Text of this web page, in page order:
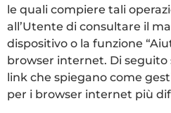
le quali compiere tali
all’Utente di consultare il
dispositivo o la funzione
browser internet. Di
link che spiegano come
per i browser internet più